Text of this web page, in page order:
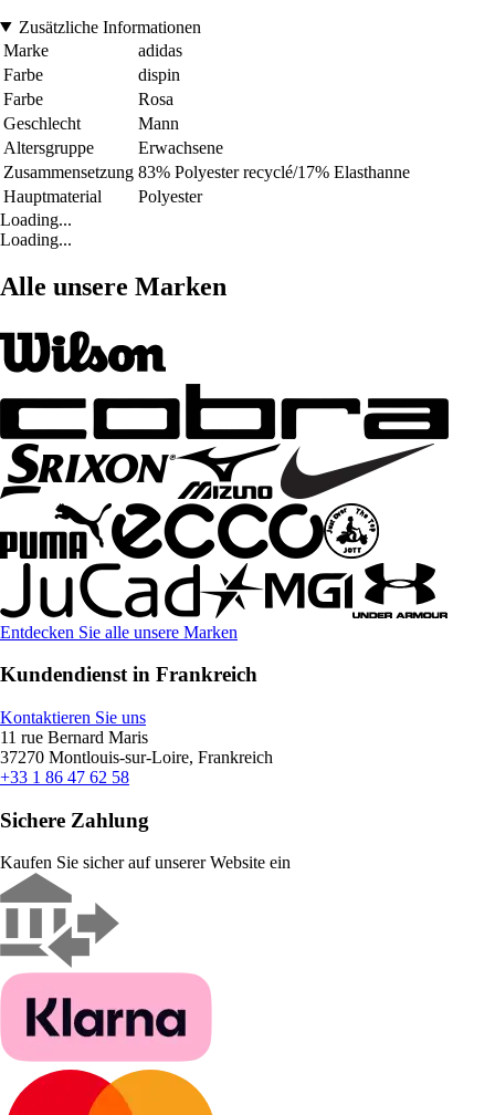
Zusätzliche Informationen
Marke
adidas
Farbe
dispin
Farbe
Rosa
Geschlecht
Mann
Altersgruppe
Erwachsene
Zusammensetzung 83% Polyester recyclé/17% Elasthanne
Hauptmaterial
Polyester
Loading...
Loading...
Alle unsere Marken
Entdecken Sie alle unsere Marken
Kundendienst in Frankreich
Kontaktieren Sie uns
11 rue Bernard Maris
37270 Montlouis-sur-Loire, Frankreich
+33 1 86 47 62 58
Sichere Zahlung
Kaufen Sie sicher auf unserer Website ein